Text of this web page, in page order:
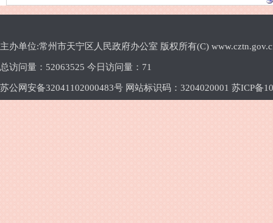
主办单位:常州市天宁区人民政府办公室 版权所有(C)
总访问量： 52063525 今日访问量： 71
苏公网安备32041102000483号 网站标识码：3204020001 苏ICP备